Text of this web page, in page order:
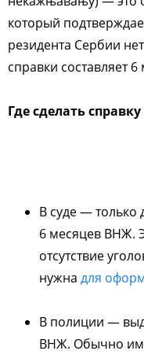
который
резидента Сербии
справки составляет 6
Где сделать
В суде — только
6 месяцев ВНЖ.
отсутствие
нужна для
В полиции —
ВНЖ. Обычно